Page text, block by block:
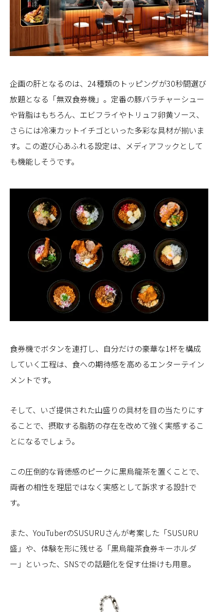
企画の肝となるのは、24種類のトッピングが30秒間選び
放題となる「無双食券機」。定番の豚バラチャーシュー
や背脂はもちろん、エビフライやトリュフ卵黄ソース、
さらには冷凍カットイチゴといった多彩な具材が揃いま
す。この遊び心あふれる設定は、メディアフックとして
も機能しそうです。
食券機でボタンを連打し、自分だけの豪華な1杯を構成
していく工程は、食への期待感を高めるエンターテイン
メントです。
そして、いざ提供された山盛りの具材を目の当たりにす
ることで、摂取する脂肪の存在を改めて強く実感するこ
とになるでしょう。
この圧倒的な背徳感のピークに黒烏龍茶を置くことで、
両者の相性を理屈ではなく実感として訴求する設計で
す。
また、YouTuberのSUSURUさんが考案した「SUSURU
盛」や、体験を形に残せる「黒烏龍茶食券キーホルダ
ー」といった、SNSでの話題化を促す仕掛けも用意。